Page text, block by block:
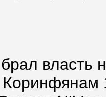
власть